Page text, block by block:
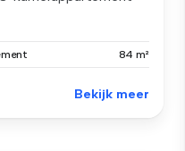
84 m²
Bekijk meer